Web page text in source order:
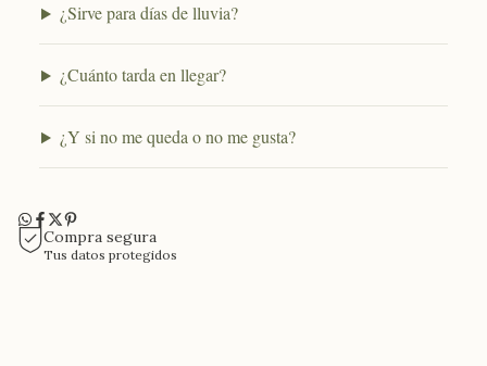
¿Sirve para días de lluvia?
¿Cuánto tarda en llegar?
¿Y si no me queda o no me gusta?
Compra segura
Tus datos protegidos